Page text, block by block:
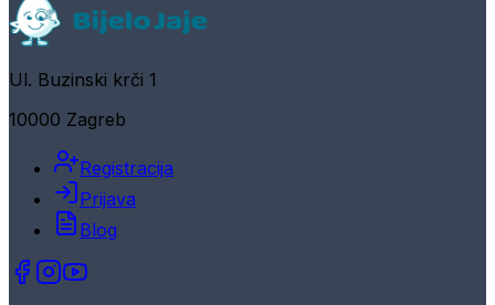
Ul. Buzinski krči 1
10000 Zagreb
Registracija
Prijava
Blog